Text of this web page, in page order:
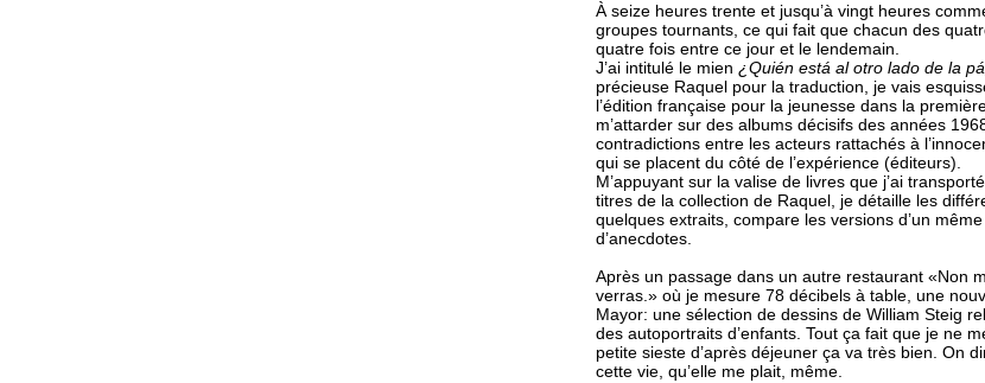
À seize heures trente et jusqu’à vingt heures
groupes tournants, ce qui fait que chacun des
quatre fois entre ce jour et le lendemain.
J’ai intitulé le mien ¿Quién está al otro lado de la
précieuse Raquel pour la traduction, je vais
l’édition française pour la jeunesse dans la
m’attarder sur des albums décisifs des années
contradictions entre les acteurs rattachés à
qui se placent du côté de l’expérience (éditeurs).
M’appuyant sur la valise de livres que j’ai
titres de la collection de Raquel, je détaille les
quelques extraits, compare les versions d’un
d’anecdotes.
Après un passage dans un autre restaurant «Non
verras.» où je mesure 78 décibels à table, une
Mayor: une sélection de dessins de William Steig
des autoportraits d’enfants. Tout ça fait que je ne
petite sieste d’après déjeuner ça va très bien. On
cette vie, qu’elle me plait, même.